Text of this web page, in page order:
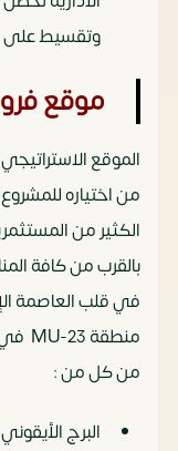
وتقسيط على 8 سنوات.
موقع
الموقع
الكثير من
بالقرب من كافة
في قلب العاصمة
من كل من :
البرج